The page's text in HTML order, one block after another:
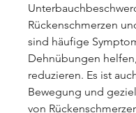
Rückenschmerzen
sind häufige
Dehnübungen
reduzieren. Es ist
Bewegung und
von